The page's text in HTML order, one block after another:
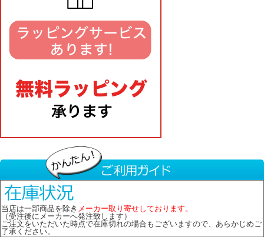
当店は一部商品を除き メーカー取り寄せしております。
（受注後にメーカーへ発注致します）
ご注文をいただいた時点で在庫切れの場合もございますので、あらかじめご
了承ください。